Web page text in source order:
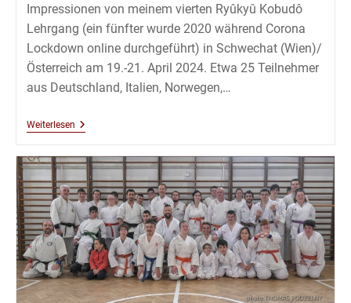
Impressionen von meinem vierten Ryûkyû Kobudô
Lehrgang (ein fünfter wurde 2020 während Corona
Lockdown online durchgeführt) in Schwechat (Wien)/
Österreich am 19.-21. April 2024. Etwa 25 Teilnehmer
aus Deutschland, Italien, Norwegen,…
WeiterlesenKobudô
Thomas
Podzelny
6.Dan
In
Wien
–
April
2024